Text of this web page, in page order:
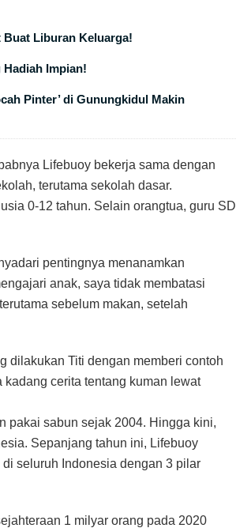
Buat Liburan Keluarga!
Impian!
Pinter’ di Gunungkidul Makin
Lifebuoy bekerja sama dengan
terutama sekolah dasar.
0-12 tahun. Selain orangtua, guru SD
pentingnya menanamkan
anak, saya tidak membatasi
sebelum makan, setelah
dilakukan Titi dengan memberi contoh
cerita tentang kuman lewat
pakai sabun sejak 2004. Hingga kini,
Sepanjang tahun ini, Lifebuoy
seluruh Indonesia dengan 3 pilar
1 milyar orang pada 2020